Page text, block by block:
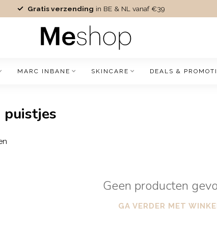
Gratis verzending in BE & NL vanaf €39
MARC INBANE SKINCARE DEALS &
puistjes
Geen producten
GA VERDER MET